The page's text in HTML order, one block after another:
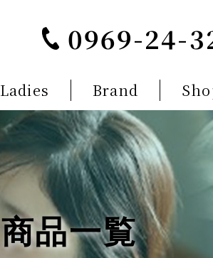
0969-24-
Ladies Brand
商品一覧